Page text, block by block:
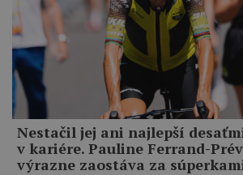
Nestačil jej ani najlepší
v kariére. Pauline Ferrand-
výrazne zaostáva za